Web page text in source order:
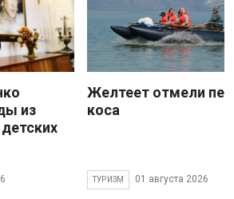
из
Желтеет отмели
коса
ТУРИЗМ 01 августа 2026